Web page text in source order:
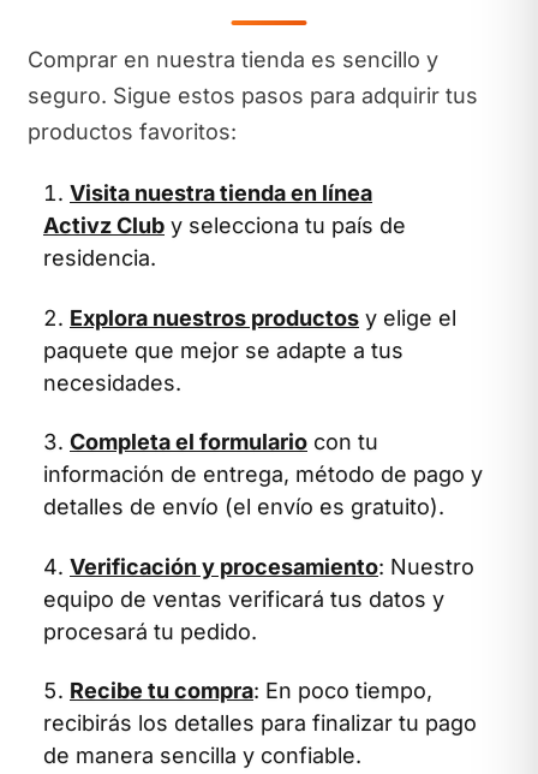
Comprar en nuestra tienda es sencillo y
seguro. Sigue estos pasos para adquirir tus
productos favoritos:
Visita nuestra tienda en línea
Activz Club y selecciona tu país de
residencia.
Explora nuestros productos y elige el
paquete que mejor se adapte a tus
necesidades.
Completa el formulario con tu
información de entrega, método de pago y
detalles de envío (el envío es gratuito).
Verificación y procesamiento: Nuestro
equipo de ventas verificará tus datos y
procesará tu pedido.
Recibe tu compra: En poco tiempo,
recibirás los detalles para finalizar tu pago
de manera sencilla y confiable.